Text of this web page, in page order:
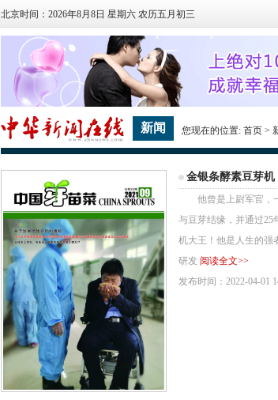
北京时间：2026年8月8日 星期六 农历五月初三
新闻 您现在的位置:首页 >
金银条酵素豆芽
他曾是上尉军官，一
与豆芽结缘，并通过25
机大王！他是人生的强
研发 阅读全文>>
发布时间：2022-04-01